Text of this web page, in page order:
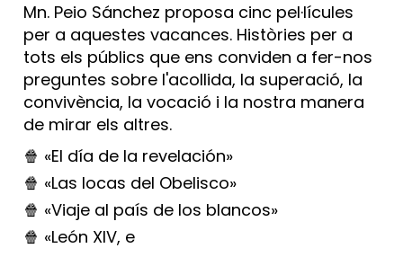
Mn. Peio Sánchez proposa cinc pel·lícules
per a aquestes vacances. Històries per a
tots els públics que ens conviden a fer-nos
preguntes sobre l'acollida, la superació, la
convivència, la vocació i la nostra manera
de mirar els altres.
🍿 «El día de la revelación»
🍿 «Las locas del Obelisco»
🍿 «Viaje al país de los blancos»
🍿 «León XIV, e